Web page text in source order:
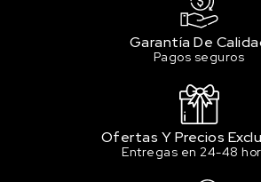
Garantía De
Pagos seguros
Ofertas Y Precios
Entregas en 24-48